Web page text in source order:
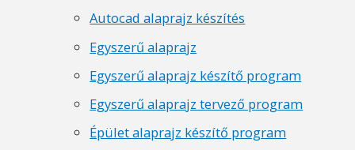
Autocad alaprajz készítés
Egyszerű alaprajz
Egyszerű alaprajz készítő program
Egyszerű alaprajz tervező program
Épület alaprajz készítő program